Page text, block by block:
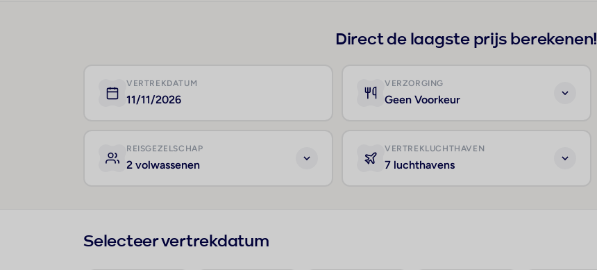
Direct de laagste prijs berekenen!
VERTREKDATUM
11/11/2026
VERZORGING
Geen Voorkeur
REISGEZELSCHAP
2 volwassenen
VERTREKLUCHTHAVEN
7 luchthavens
Selecteer vertrekdatum